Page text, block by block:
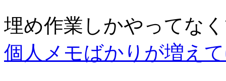
埋め作業しかやってな
個人メモばかりが増え